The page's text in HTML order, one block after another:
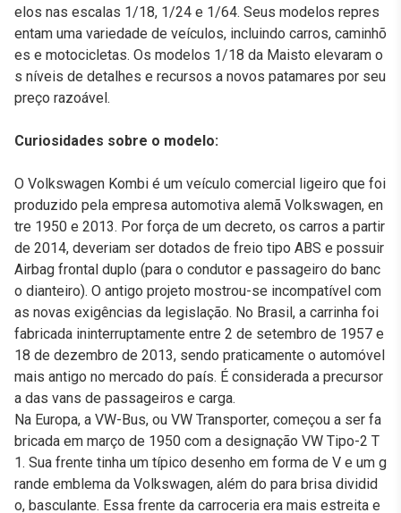
elos nas escalas 1/18, 1/24 e 1/64. Seus modelos repres
entam uma variedade de veículos, incluindo carros, caminhõ
es e motocicletas. Os modelos 1/18 da Maisto elevaram o
s níveis de detalhes e recursos a novos patamares por seu
preço razoável.
Curiosidades sobre o modelo:
O Volkswagen Kombi é um veículo comercial ligeiro que foi
produzido pela empresa automotiva alemã Volkswagen, en
tre 1950 e 2013. Por força de um decreto, os carros a partir
de 2014, deveriam ser dotados de freio tipo ABS e possuir
Airbag frontal duplo (para o condutor e passageiro do banc
o dianteiro). O antigo projeto mostrou-se incompatível com
as novas exigências da legislação. No Brasil, a carrinha foi
fabricada ininterruptamente entre 2 de setembro de 1957 e
18 de dezembro de 2013, sendo praticamente o automóvel
mais antigo no mercado do país. É considerada a precursor
a das vans de passageiros e carga.
Na Europa, a VW-Bus, ou VW Transporter, começou a ser fa
bricada em março de 1950 com a designação VW Tipo-2 T
1. Sua frente tinha um típico desenho em forma de V e um g
rande emblema da Volkswagen, além do para brisa dividid
o, basculante. Essa frente da carroceria era mais estreita e